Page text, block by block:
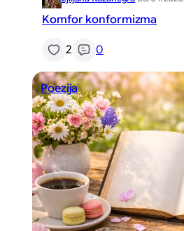
Komfor konformizma
2 0
Poezija